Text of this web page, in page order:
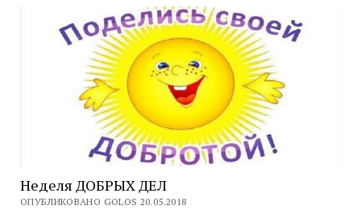
Неделя ДОБРЫХ ДЕЛ
ОПУБЛИКОВАНО GOLOS 20.05.2018